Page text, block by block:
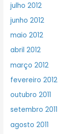
julho 2012
junho 2012
maio 2012
abril 2012
março 2012
fevereiro 2012
outubro 2011
setembro 2011
agosto 2011